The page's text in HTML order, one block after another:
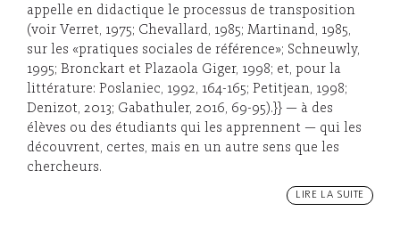
appelle en didactique le processus de transposition
(voir Verret, 1975; Chevallard, 1985; Martinand, 1985,
sur les «pratiques sociales de référence»; Schneuwly,
1995; Bronckart et Plazaola Giger, 1998; et, pour la
littérature: Poslaniec, 1992, 164-165; Petitjean, 1998;
Denizot, 2013; Gabathuler, 2016, 69-95).}} — à des
élèves ou des étudiants qui les apprennent — qui les
découvrent, certes, mais en un autre sens que les
chercheurs.
LIRE LA SUITE